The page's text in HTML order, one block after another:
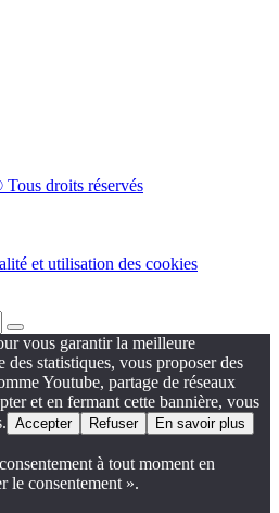
droits réservés
et utilisation des cookies
vous garantir la meilleure
statistiques, vous proposer des
Youtube, partage de réseaux
et en fermant cette bannière, vous
Accepter Refuser En savoir plus
à tout moment en
le consentement ».